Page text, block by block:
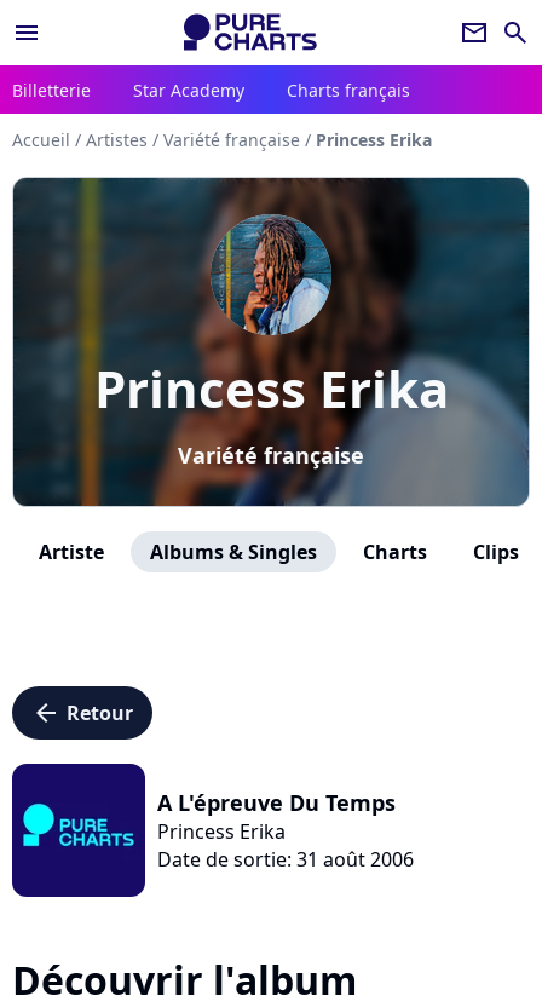
menu newsletter search
Billetterie Star Academy Charts français
Accueil / Artistes / Variété française / Princess Erika
Princess Erika
Variété française
Artiste Albums & Singles Charts Clips
arrow_left Retour
A L'épreuve Du Temps
Princess Erika
Date de sortie: 31 août 2006
Découvrir l'album